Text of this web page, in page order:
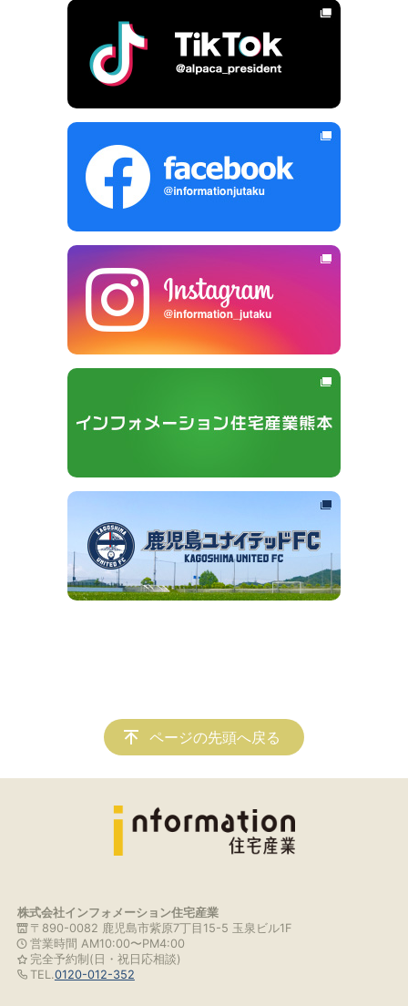
ページの先頭へ戻る
株式会社インフォメーション住宅産業
〒890-0082 鹿児島市紫原7丁目15-5 玉泉ビル1F
営業時間 AM10:00〜PM4:00
完全予約制(日・祝日応相談)
TEL.0120-012-352